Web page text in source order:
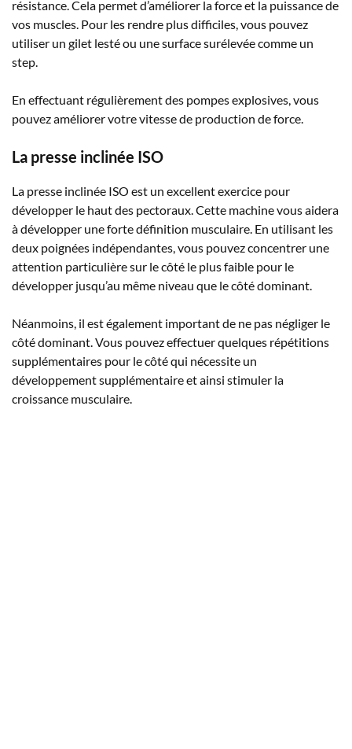
résistance. Cela permet d’améliorer la force et la puissance de
vos muscles. Pour les rendre plus difficiles, vous pouvez
utiliser un gilet lesté ou une surface surélevée comme un
step.
En effectuant régulièrement des pompes explosives, vous
pouvez améliorer votre vitesse de production de force.
La presse inclinée ISO
La presse inclinée ISO est un excellent exercice pour
développer le haut des pectoraux. Cette machine vous aidera
à développer une forte définition musculaire. En utilisant les
deux poignées indépendantes, vous pouvez concentrer une
attention particulière sur le côté le plus faible pour le
développer jusqu’au même niveau que le côté dominant.
Néanmoins, il est également important de ne pas négliger le
côté dominant. Vous pouvez effectuer quelques répétitions
supplémentaires pour le côté qui nécessite un
développement supplémentaire et ainsi stimuler la
croissance musculaire.